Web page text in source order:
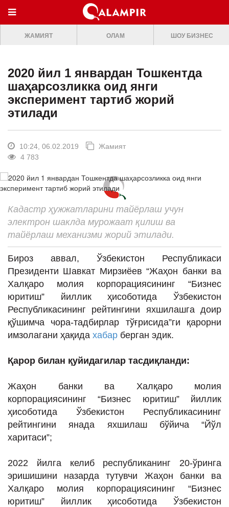
МЕНЮ
ONLINE TV
ЖАМИЯТ
ОЛАМ
ШОУ-БИЗНЕС
Мусиқа
Клип
Театр
ИНТЕРВЬЮ
Таҳлил
Саломатлик
Бу қизиқ
Реклама
ЖАМИЯТ ОЛАМ ШОУ БИЗНЕС
2020 йил 1 январдан Тошкентда
шаҳарсозликка оид янги
эксперимент тартиб жорий
этилади
10:24, 06.02.2019
Жамият
4 783
Кадастр ҳужжатларини тайёрлаш учун
электрон шаклда мурожаат қилиш ва
тайёрлаш механизми жорий этилади.
Бироз аввал, Ўзбекистон Республикаси
Президенти Шавкат Мирзиёев “Жаҳон банки ва
Халқаро молия корпорациясининг “Бизнес
юритиш” йиллик ҳисоботида Ўзбекистон
Республикасининг рейтингини яхшилашга доир
қўшимча чора-тадбирлар тўғрисида”ги қарорни
имзолагани ҳақида хабар берган эдик.
Қарор билан қуйидагилар тасдиқланди:
Жаҳон банки ва Халқаро молия
корпорациясининг “Бизнес юритиш” йиллик
ҳисоботида Ўзбекистон Республикасининг
рейтингини янада яхшилаш бўйича “Йўл
харитаси”;
2022 йилга келиб республиканинг 20-ўринга
эришишини назарда тутувчи Жаҳон банки ва
Халқаро молия корпорациясининг “Бизнес
юритиш” йиллик ҳисоботида Ўзбекистон